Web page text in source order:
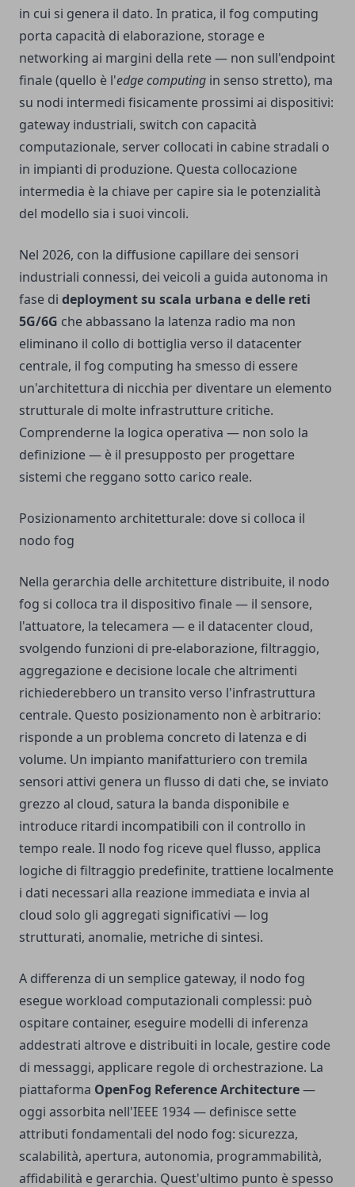
in cui si genera il dato. In pratica, il fog computing
porta capacità di elaborazione, storage e
networking ai margini della rete — non sull'endpoint
finale (quello è l'edge computing in senso stretto), ma
su nodi intermedi fisicamente prossimi ai dispositivi:
gateway industriali, switch con capacità
computazionale, server collocati in cabine stradali o
in impianti di produzione. Questa collocazione
intermedia è la chiave per capire sia le potenzialità
del modello sia i suoi vincoli.
Nel 2026, con la diffusione capillare dei sensori
industriali connessi, dei veicoli a guida autonoma in
fase di deployment su scala urbana e delle reti
5G/6G che abbassano la latenza radio ma non
eliminano il collo di bottiglia verso il datacenter
centrale, il fog computing ha smesso di essere
un'architettura di nicchia per diventare un elemento
strutturale di molte infrastrutture critiche.
Comprenderne la logica operativa — non solo la
definizione — è il presupposto per progettare
sistemi che reggano sotto carico reale.
Posizionamento architetturale: dove si colloca il
nodo fog
Nella gerarchia delle architetture distribuite, il nodo
fog si colloca tra il dispositivo finale — il sensore,
l'attuatore, la telecamera — e il datacenter cloud,
svolgendo funzioni di pre-elaborazione, filtraggio,
aggregazione e decisione locale che altrimenti
richiederebbero un transito verso l'infrastruttura
centrale. Questo posizionamento non è arbitrario:
risponde a un problema concreto di latenza e di
volume. Un impianto manifatturiero con tremila
sensori attivi genera un flusso di dati che, se inviato
grezzo al cloud, satura la banda disponibile e
introduce ritardi incompatibili con il controllo in
tempo reale. Il nodo fog riceve quel flusso, applica
logiche di filtraggio predefinite, trattiene localmente
i dati necessari alla reazione immediata e invia al
cloud solo gli aggregati significativi — log
strutturati, anomalie, metriche di sintesi.
A differenza di un semplice gateway, il nodo fog
esegue workload computazionali complessi: può
ospitare container, eseguire modelli di inferenza
addestrati altrove e distribuiti in locale, gestire code
di messaggi, applicare regole di orchestrazione. La
piattaforma OpenFog Reference Architecture—
oggi assorbita nell'IEEE 1934 — definisce sette
attributi fondamentali del nodo fog: sicurezza,
scalabilità, apertura, autonomia, programmabilità,
affidabilità e gerarchia. Quest'ultimo punto è spesso